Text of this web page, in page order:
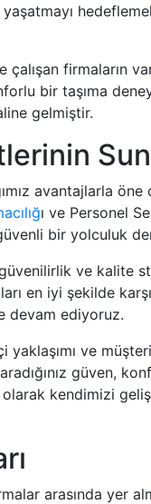
çalışan firmaların
bir taşıma
gelmiştir.
avantajlarla
ı ve Personel
bir yolculuk
ve kalite
en iyi şekilde
devam ediyoruz.
ve
güven,
kendimizi
arasında yer